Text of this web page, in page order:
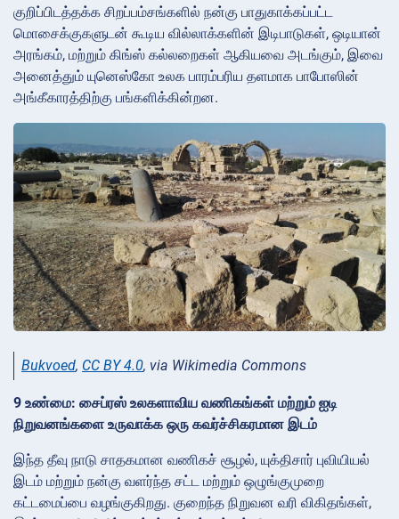
குறிப்பிடத்தக்க சிறப்பம்சங்களில் நன்கு பாதுகாக்கப்பட்ட
மொசைக்குகளுடன் கூடிய வில்லாக்களின் இடிபாடுகள், ஒடியான்
அரங்கம், மற்றும் கிங்ஸ் கல்லறைகள் ஆகியவை அடங்கும், இவை
அனைத்தும் யுனெஸ்கோ உலக பாரம்பரிய தளமாக பாபோஸின்
அங்கீகாரத்திற்கு பங்களிக்கின்றன.
Bukvoed, CC BY 4.0, via Wikimedia Commons
9 உண்மை: சைப்ரஸ் உலகளாவிய வணிகங்கள் மற்றும் ஐடி
நிறுவனங்களை உருவாக்க ஒரு கவர்ச்சிகரமான இடம்
இந்த தீவு நாடு சாதகமான வணிகச் சூழல், யுக்திசார் புவியியல்
இடம் மற்றும் நன்கு வளர்ந்த சட்ட மற்றும் ஒழுங்குமுறை
கட்டமைப்பை வழங்குகிறது. குறைந்த நிறுவன வரி விகிதங்கள்,